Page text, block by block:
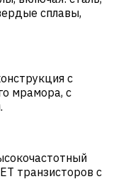
сплавы,
с
мрамора, с
транзисторов с